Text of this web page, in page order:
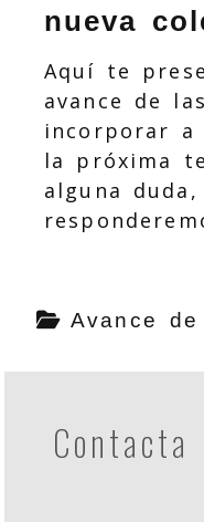
nueva
Aquí te
avance de
incorporar a
la próxima
alguna
Avance